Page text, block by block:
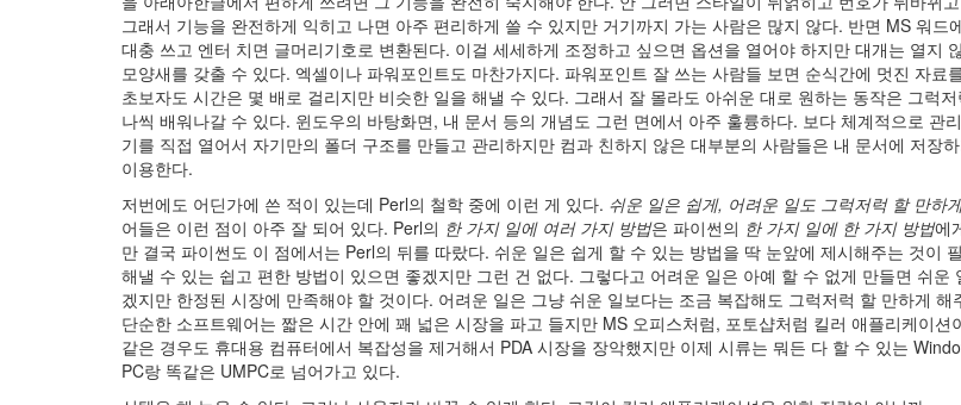
그래서 기능을 완전하게 익히고 나면 아주 편리하게 쓸 수 있지만 거기까지 가는 사람은 많지 않다. 반면 MS 워드
대충 쓰고 엔터 치면 글머리기호로 변환된다. 이걸 세세하게 조정하고 싶으면 옵션을 열어야 하지만 대개는 열지
모양새를 갖출 수 있다. 엑셀이나 파워포인트도 마찬가지다. 파워포인트 잘 쓰는 사람들 보면 순식간에 멋진 자료
초보자도 시간은 몇 배로 걸리지만 비슷한 일을 해낼 수 있다. 그래서 잘 몰라도 아쉬운 대로 원하는 동작은 그럭
나씩 배워나갈 수 있다. 윈도우의 바탕화면, 내 문서 등의 개념도 그런 면에서 아주 훌륭하다. 보다 체계적으로 관
기를 직접 열어서 자기만의 폴더 구조를 만들고 관리하지만 컴과 친하지 않은 대부분의 사람들은 내 문서에 저장
이용한다.
저번에도 어딘가에 쓴 적이 있는데 Perl의 철학 중에 이런 게 있다. 쉬운 일은 쉽게, 어려운 일도 그럭저럭 할 만하
어들은 이런 점이 아주 잘 되어 있다. Perl의 한 가지 일에 여러 가지 방법은 파이썬의 한 가지 일에 한 가지 방법에
만 결국 파이썬도 이 점에서는 Perl의 뒤를 따랐다. 쉬운 일은 쉽게 할 수 있는 방법을 딱 눈앞에 제시해주는 것이
해낼 수 있는 쉽고 편한 방법이 있으면 좋겠지만 그런 건 없다. 그렇다고 어려운 일은 아예 할 수 없게 만들면 쉬운
겠지만 한정된 시장에 만족해야 할 것이다. 어려운 일은 그냥 쉬운 일보다는 조금 복잡해도 그럭저럭 할 만하게 해
단순한 소프트웨어는 짧은 시간 안에 꽤 넓은 시장을 파고 들지만 MS 오피스처럼, 포토샵처럼 킬러 애플리케이션
같은 경우도 휴대용 컴퓨터에서 복잡성을 제거해서 PDA 시장을 장악했지만 이제 시류는 뭐든 다 할 수 있는
PC랑 똑같은 UMPC로 넘어가고 있다.